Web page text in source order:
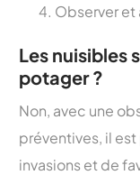
Observer et
Les nuisibles
potager ?
Non, avec une
préventives, il
invasions et de